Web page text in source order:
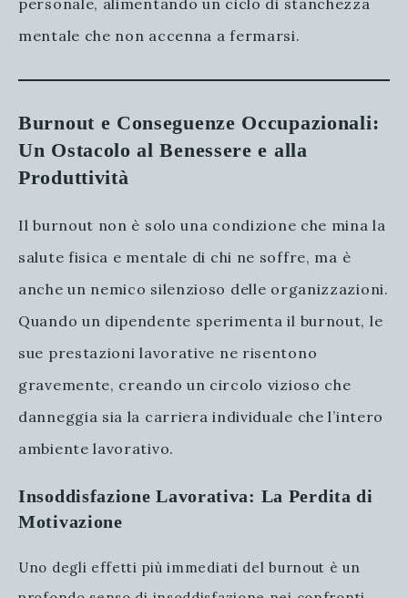
mentale che non accenna a fermarsi.
Burnout e Conseguenze Occupazionali:
Un Ostacolo al Benessere e alla
Produttività
Il burnout non è solo una condizione che mina la
salute fisica e mentale di chi ne soffre, ma è
anche un nemico silenzioso delle organizzazioni.
Quando un dipendente sperimenta il burnout, le
sue prestazioni lavorative ne risentono
gravemente, creando un circolo vizioso che
danneggia sia la carriera individuale che l’intero
ambiente lavorativo.
Insoddisfazione Lavorativa: La Perdita di
Motivazione
Uno degli effetti più immediati del burnout è un